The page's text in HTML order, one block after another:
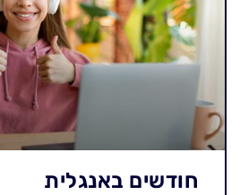
חודשים באנגלית